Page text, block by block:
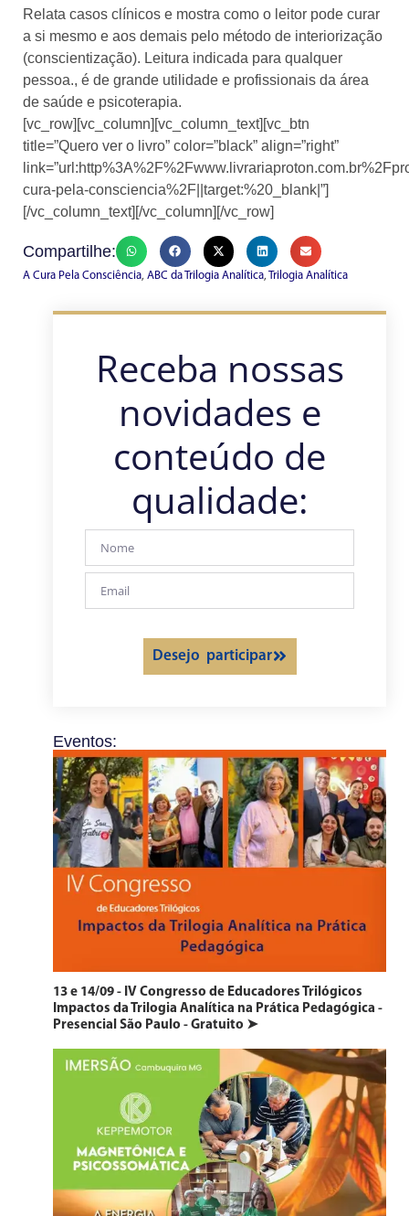
Relata casos clínicos e mostra como o leitor pode curar
a si mesmo e aos demais pelo método de interiorização
(conscientização). Leitura indicada para qualquer
pessoa., é de grande utilidade e profissionais da área
de saúde e psicoterapia.
[vc_row][vc_column][vc_column_text][vc_btn
title=”Quero ver o livro” color=”black” align=”right”
cura-pela-consciencia%2F||target:%20_blank|”]
[/vc_column_text][/vc_column][/vc_row]
Compartilhe:
A Cura Pela Consciência, ABC da Trilogia Analítica, Trilogia Analítica
Receba nossas
novidades e
conteúdo de
qualidade:
Desejo participar
Eventos:
13 e 14/09 - IV Congresso de Educadores Trilógicos
Impactos da Trilogia Analítica na Prática Pedagógica -
Presencial São Paulo - Gratuito ➤